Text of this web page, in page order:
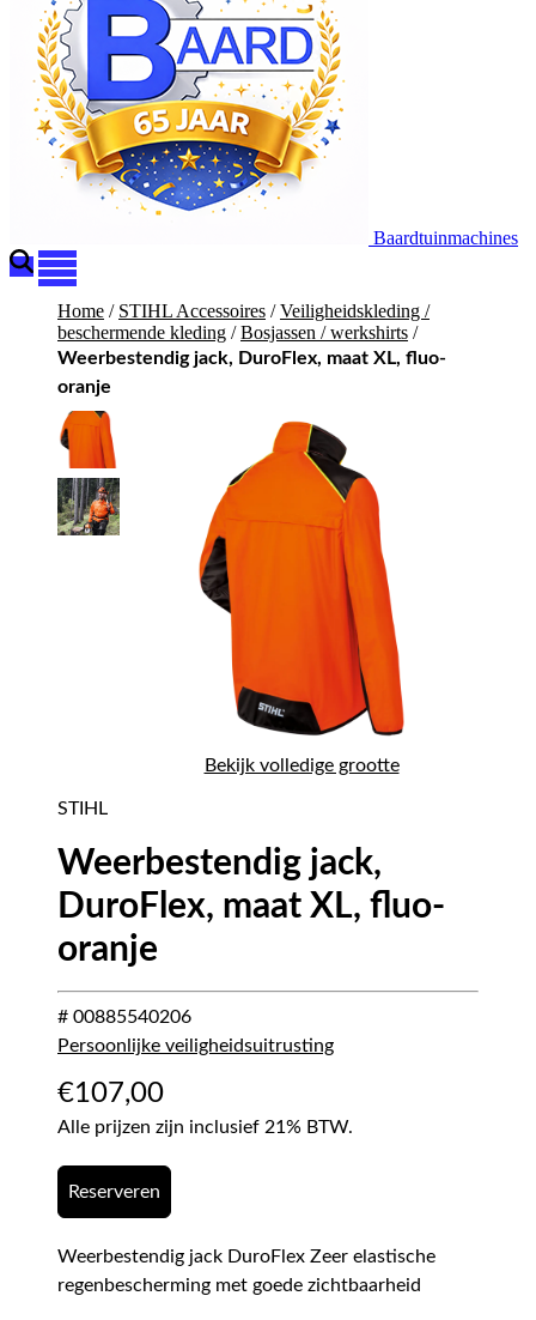
Baardtuinmachines
Home / STIHL Accessoires /Veiligheidskleding /
beschermende kleding /Bosjassen / werkshirts /
Weerbestendig jack, DuroFlex, maat XL, fluo-
oranje
Bekijk volledige grootte
STIHL
Weerbestendig jack,
DuroFlex, maat XL, fluo-
oranje
# 00885540206
Persoonlijke veiligheidsuitrusting
€107,00
Alle prijzen zijn inclusief 21% BTW.
Reserveren
Weerbestendig jack DuroFlex Zeer elastische
regenbescherming met goede zichtbaarheid